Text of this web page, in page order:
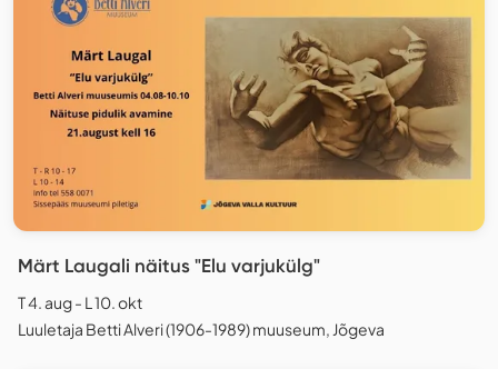
Märt Laugali näitus "Elu varjukülg"
T 4. aug - L 10. okt
Luuletaja Betti Alveri (1906-1989) muuseum, Jõgeva